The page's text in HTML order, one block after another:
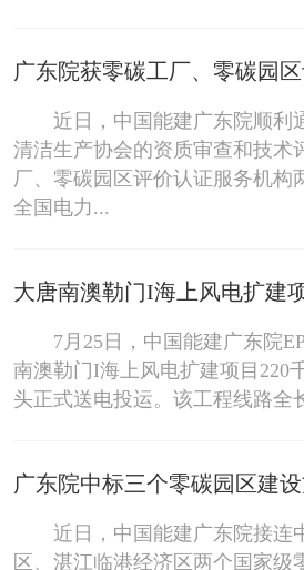
近日，中国能建广东院顺利
清洁生产协会的资质审查和技术
厂、零碳园区评价认证服务机构
全国电力...
大唐南澳勒门I海上风电扩建
7月25日，中国能建广东院
南澳勒门I海上风电扩建项目220
头正式送电投运。该工程线路全
近日，中国能建广东院接连
区、湛江临港经济区两个国家级